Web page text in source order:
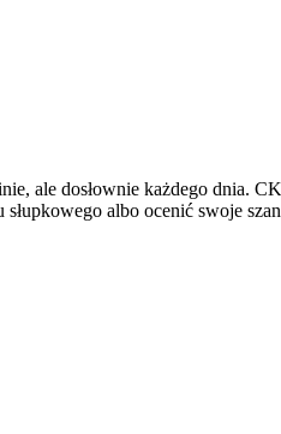
ale dosłownie każdego dnia.
albo ocenić swoje